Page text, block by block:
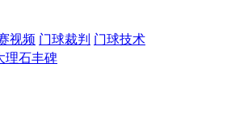
视频 门球裁判 门球技术
理石丰碑